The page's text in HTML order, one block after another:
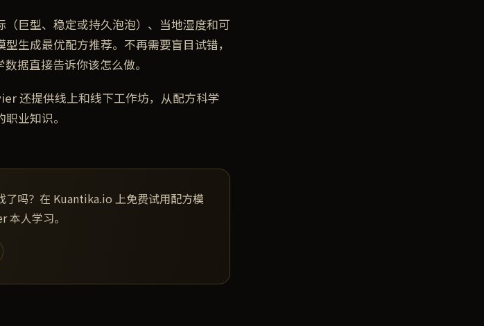
巨型、稳定或持久泡泡）、当地湿度和可
生成最优配方推荐。不再需要盲目试错，
据直接告诉你该怎么做。
还提供线上和线下工作坊，从配方科学
业知识。
了吗？在 Kuantika.io 上免费试用配方模
本人学习。